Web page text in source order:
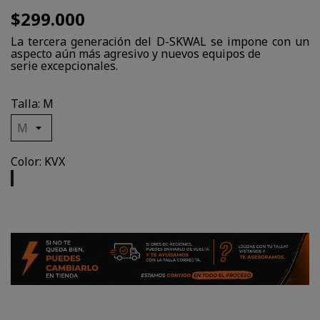
$299.000
La tercera generación del D-SKWAL se impone con un
aspecto aún más agresivo y nuevos equipos de
serie excepcionales.
Talla: M
Color: KVX